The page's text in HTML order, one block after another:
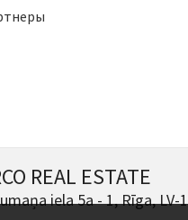
REAL ESTATE
iela 5a - 1, Rīga, LV-